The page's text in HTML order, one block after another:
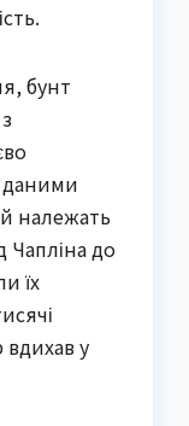
бунт
даними
належать
Чапліна до
їх
вдихав у